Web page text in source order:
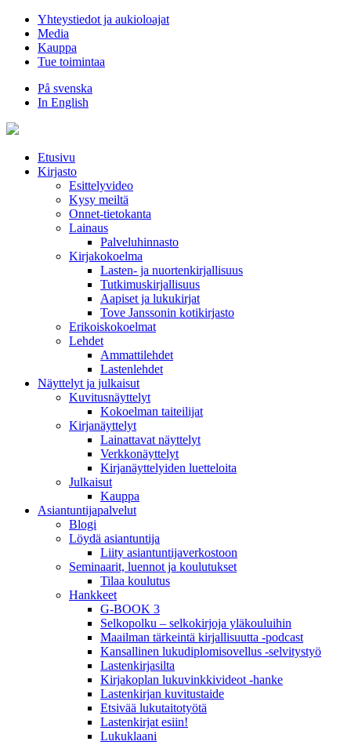
Hyppää
sisältöön
Yhteystiedot ja aukioloajat
Media
Kauppa
Tue toimintaa
På svenska
In English
Etusivu
Kirjasto
Esittelyvideo
Kysy meiltä
Onnet-tietokanta
Lainaus
Palveluhinnasto
Kirjakokoelma
Lasten- ja nuortenkirjallisuus
Tutkimuskirjallisuus
Aapiset ja lukukirjat
Tove Janssonin kotikirjasto
Erikoiskokoelmat
Lehdet
Ammattilehdet
Lastenlehdet
Näyttelyt ja julkaisut
Kuvitusnäyttelyt
Kokoelman taiteilijat
Kirjanäyttelyt
Lainattavat näyttelyt
Verkkonäyttelyt
Kirjanäyttelyiden luetteloita
Julkaisut
Kauppa
Asiantuntija­palvelut
Blogi
Löydä asiantuntija
Liity asiantuntijaverkostoon
Seminaarit, luennot ja koulutukset
Tilaa koulutus
Hankkeet
G-BOOK 3
Selkopolku – selkokirjoja yläkouluihin
Maailman tärkeintä kirjallisuutta -podcast
Kansallinen lukudiplomisovellus -selvitystyö
Lastenkirjasilta
Kirjakoplan lukuvinkkivideot -hanke
Lastenkirjan kuvitustaide
Etsivää lukutaitotyötä
Lastenkirjat esiin!
Lukuklaani